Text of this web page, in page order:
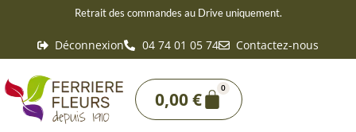
contenu
Retrait des commandes au Drive uniquement.
Déconnexion 04 74 01 05 74 Contactez-nous
0,00€
0
Panier